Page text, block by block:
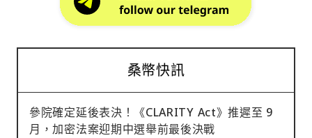
桑幣快訊
參院確定延後表決！《CLARITY Act》推遲至 9
月，加密法案迎期中選舉前最後決戰